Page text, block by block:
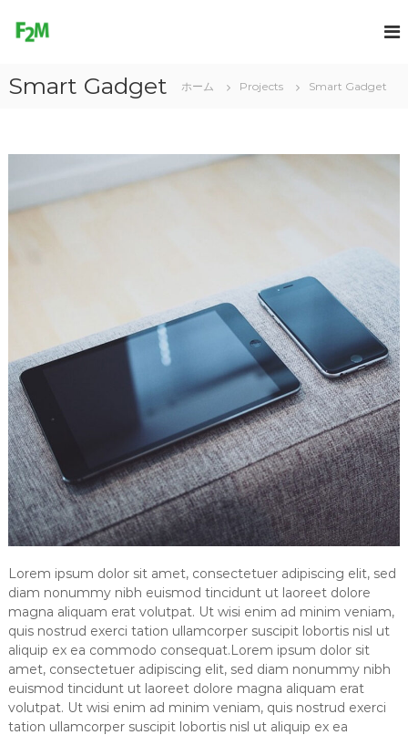
ツ
e
o
e
Smart Gadget ホーム Projects Smart Gadget
Lorem ipsum dolor sit amet, consectetuer adipiscing elit, sed
diam nonummy nibh euismod tincidunt ut laoreet dolore
magna aliquam erat volutpat. Ut wisi enim ad minim veniam,
quis nostrud exerci tation ullamcorper suscipit lobortis nisl ut
aliquip ex ea commodo consequat.Lorem ipsum dolor sit
amet, consectetuer adipiscing elit, sed diam nonummy nibh
euismod tincidunt ut laoreet dolore magna aliquam erat
volutpat. Ut wisi enim ad minim veniam, quis nostrud exerci
tation ullamcorper suscipit lobortis nisl ut aliquip ex ea